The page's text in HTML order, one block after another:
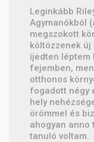
Leginkább
Agymanókból
megszokott
költözzenek új
ijedten léptem
fejemben,
otthonos
fogadott négy
hely
örömmel és
ahogyan anno
tanuló voltam.